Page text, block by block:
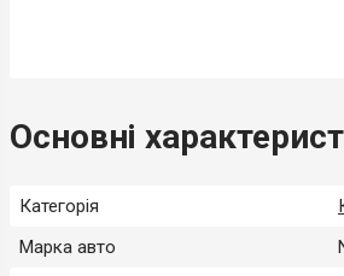
Основні
Категорія
Марка авто